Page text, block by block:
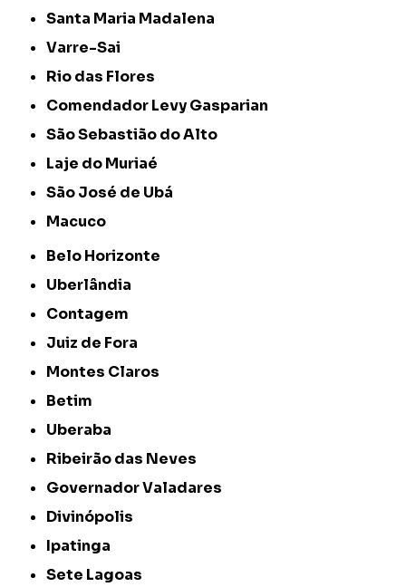
Santa Maria Madalena
Varre-Sai
Rio das Flores
Comendador Levy Gasparian
São Sebastião do Alto
Laje do Muriaé
São José de Ubá
Macuco
Belo Horizonte
Uberlândia
Contagem
Juiz de Fora
Montes Claros
Betim
Uberaba
Ribeirão das Neves
Governador Valadares
Divinópolis
Ipatinga
Sete Lagoas